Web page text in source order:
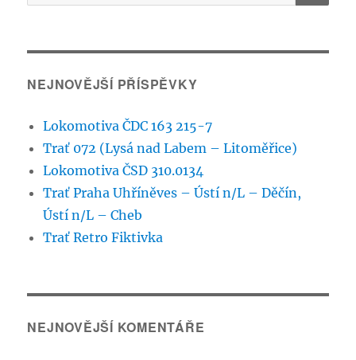
NEJNOVĚJŠÍ PŘÍSPĚVKY
Lokomotiva ČDC 163 215-7
Trať 072 (Lysá nad Labem – Litoměřice)
Lokomotiva ČSD 310.0134
Trať Praha Uhříněves – Ústí n/L – Děčín,
Ústí n/L – Cheb
Trať Retro Fiktivka
NEJNOVĚJŠÍ KOMENTÁŘE